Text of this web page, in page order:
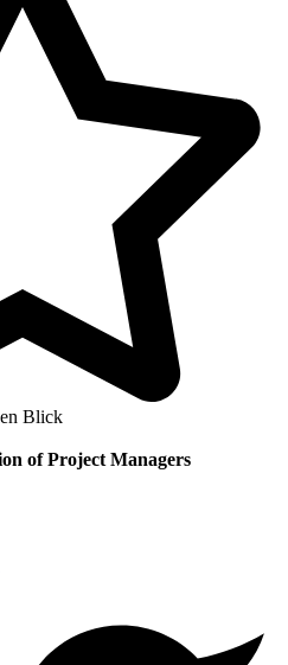
Blick
of Project Managers